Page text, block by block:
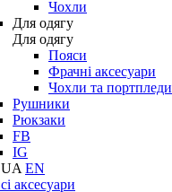
Чохли
Для одягу
Для одягу
Пояси
Фрачні аксесуари
Чохли та портпледи
Рушники
Рюкзаки
FB
IG
UA EN